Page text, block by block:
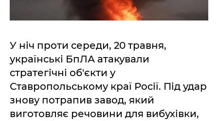
У ніч проти середи, 20 травня,
українські БпЛА атакували
стратегічні об'єкти у
Ставропольському краї Росії. Під удар
знову потрапив завод, який
виготовляє речовини для вибухівки,